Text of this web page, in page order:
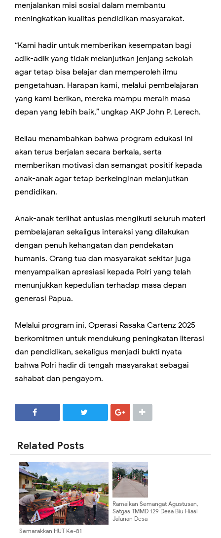
menjalankan misi sosial dalam membantu
meningkatkan kualitas pendidikan masyarakat.
“Kami hadir untuk memberikan kesempatan bagi
adik-adik yang tidak melanjutkan jenjang sekolah
agar tetap bisa belajar dan memperoleh ilmu
pengetahuan. Harapan kami, melalui pembelajaran
yang kami berikan, mereka mampu meraih masa
depan yang lebih baik,” ungkap AKP John P. Lerech.
Beliau menambahkan bahwa program edukasi ini
akan terus berjalan secara berkala, serta
memberikan motivasi dan semangat positif kepada
anak-anak agar tetap berkeinginan melanjutkan
pendidikan.
Anak-anak terlihat antusias mengikuti seluruh materi
pembelajaran sekaligus interaksi yang dilakukan
dengan penuh kehangatan dan pendekatan
humanis. Orang tua dan masyarakat sekitar juga
menyampaikan apresiasi kepada Polri yang telah
menunjukkan kepedulian terhadap masa depan
generasi Papua.
Melalui program ini, Operasi Rasaka Cartenz 2025
berkomitmen untuk mendukung peningkatan literasi
dan pendidikan, sekaligus menjadi bukti nyata
bahwa Polri hadir di tengah masyarakat sebagai
sahabat dan pengayom.
Related Posts
Semarakkan HUT Ke-81
Ramaikan Semangat Agustusan,
Satgas TMMD 129 Desa Biu Hiasi
Jalanan Desa